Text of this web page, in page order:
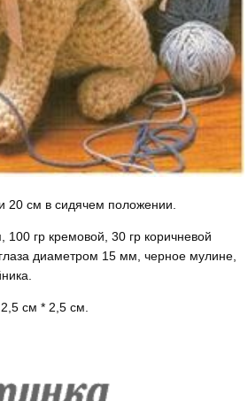
20 см в сидячем положении.
гр кремовой, 30 гр коричневой
диаметром 15 мм, черное мулине,
см * 2,5 см.